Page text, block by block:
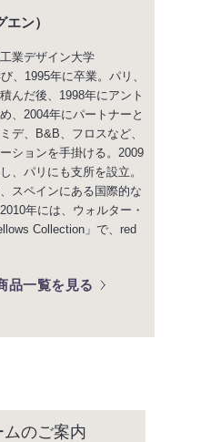
エン）
業デザイン大学
、1995年に卒業。パリ、
んだ後、1998年にアント
、2004年にパートナーと
デ、B&B、フロスなど、
ションを手掛ける。2009
、パリにも支所を設立。
スペインにある国際的な
年には、ウォルター・
Collection」で、red
品一覧を見る
ムのご案内